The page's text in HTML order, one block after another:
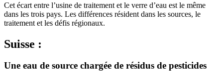
Cet écart entre l’usine de traitement et le verre d’eau est le même
dans les trois pays. Les différences résident dans les sources, le
traitement et les défis régionaux.
Suisse :
Une eau de source chargée de résidus de pesticides